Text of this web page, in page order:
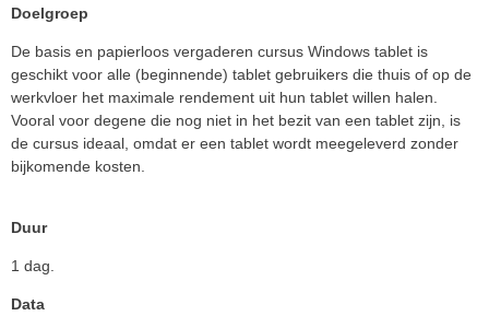
Doelgroep
De basis en papierloos vergaderen cursus Windows tablet is
geschikt voor alle (beginnende) tablet gebruikers die thuis of op de
werkvloer het maximale rendement uit hun tablet willen halen.
Vooral voor degene die nog niet in het bezit van een tablet zijn, is
de cursus ideaal, omdat er een tablet wordt meegeleverd zonder
bijkomende kosten.
Duur
1 dag.
Data